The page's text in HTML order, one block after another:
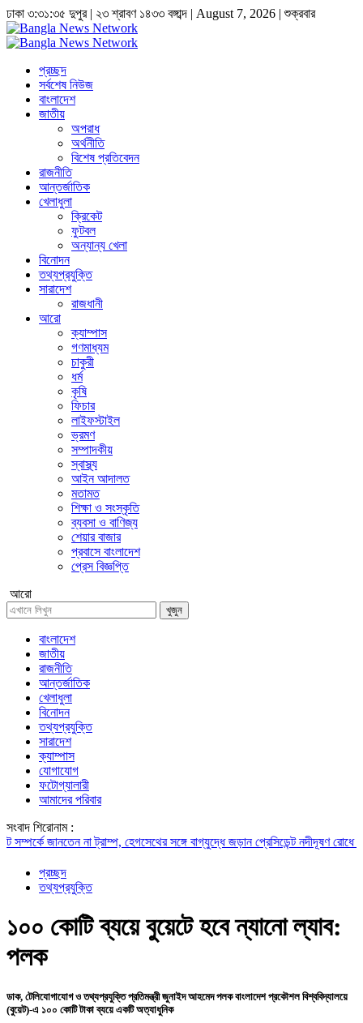
ঢাকা ৩:৩১:৩৫ দুপুর| ২৩ শ্রাবণ ১৪৩৩ বঙ্গাব্দ | August 7, 2026 |শুক্রবার
প্রচ্ছদ
সর্বশেষ নিউজ
বাংলাদেশ
জাতীয়
অপরাধ
অর্থনীতি
বিশেষ প্রতিবেদন
রাজনীতি
আন্তর্জাতিক
খেলাধুলা
ক্রিকেট
ফুটবল
অন্যান্য খেলা
বিনোদন
তথ্যপ্রযুক্তি
সারাদেশ
রাজধানী
আরো
ক্যাম্পাস
গণমাধ্যম
চাকুরী
ধর্ম
কৃষি
ফিচার
লাইফস্টাইল
ভ্রমণ
সম্পাদকীয়
স্বাস্থ্য
আইন আদালত
মতামত
শিক্ষা ও সংস্কৃতি
ব্যবসা ও বাণিজ্য
শেয়ার বাজার
প্রবাসে বাংলাদেশ
প্রেস বিজ্ঞপ্তি
আরো
খুজুন
বাংলাদেশ
জাতীয়
রাজনীতি
আন্তর্জাতিক
খেলাধুলা
বিনোদন
তথ্যপ্রযুক্তি
সারাদেশ
ক্যাম্পাস
যোগাযোগ
ফটোগ্যালারী
আমাদের পরিবার
সংবাদ শিরোনাম :
জানতেন না ট্রাম্প, হেগসেথের সঙ্গে বাগ্‌যুদ্ধে জড়ান প্রেসিডেন্টনদীদূষণ রোধে সমন্বিত
প্রচ্ছদ
তথ্যপ্রযুক্তি
১০০ কোটি ব্যয়ে বুয়েটে হবে ন্যানো ল্যাব:
পলক
ডাক, টেলিযোগাযোগ ও তথ্যপ্রযুক্তি প্রতিমন্ত্রী জুনাইদ আহমেদ পলক বাংলাদেশ প্রকৌশল বিশ্ববিদ্যালয়ে
(বুয়েট)-এ ১০০ কোটি টাকা ব্যয়ে একটি অত্যাধুনিক